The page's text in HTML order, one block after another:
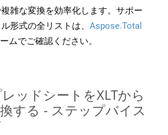
雑な変換を効率化します。サポー
形式の全リストは、 Aspose.Total
ムでご確認ください。
ッドシートをXLTから
する - ステップバイス